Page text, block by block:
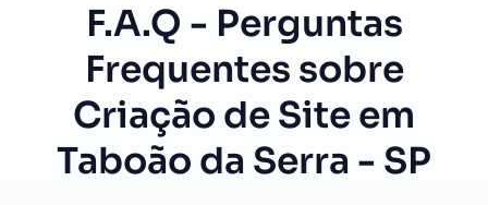
F.A.Q - Perguntas
Frequentes sobre
Criação de Site em
Taboão da Serra - SP